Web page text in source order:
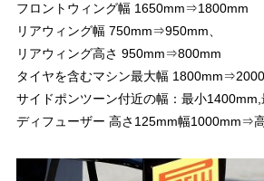
フロントウィング幅 1650mm⇒1800mm
リアウィング幅 750mm⇒950mm、
リアウィング高さ 950mm⇒800mm
タイヤを含むマシン最大幅
サイドポンツーン付近の幅：最小
ディフューザー 高さ125mm幅1000mm⇒